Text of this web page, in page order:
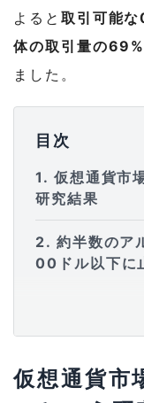
よると 取引可能
体の取引量の
ました。
目次
1
仮想通貨市
研究結果
2
約半数のア
00ドル以下に
仮想通貨市